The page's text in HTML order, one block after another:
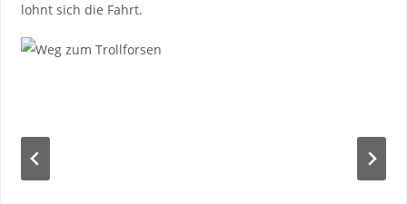
lohnt sich die Fahrt.